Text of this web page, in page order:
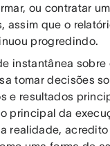
ou contratar
assim que o
progredindo.
instantânea
tomar decisões
e resultados
principal da
realidade,